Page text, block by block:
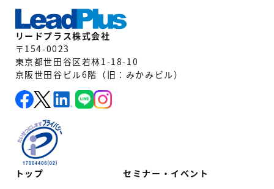
トップ セミナー・イベント
リードプラス株式会社
〒154-0023
東京都世田谷区若林1-18-10
京阪世田谷ビル6階（旧：みかみビル）